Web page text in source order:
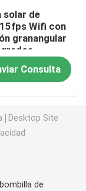
solar de
Wifi con
granangular
Consulta
Desktop Site
de